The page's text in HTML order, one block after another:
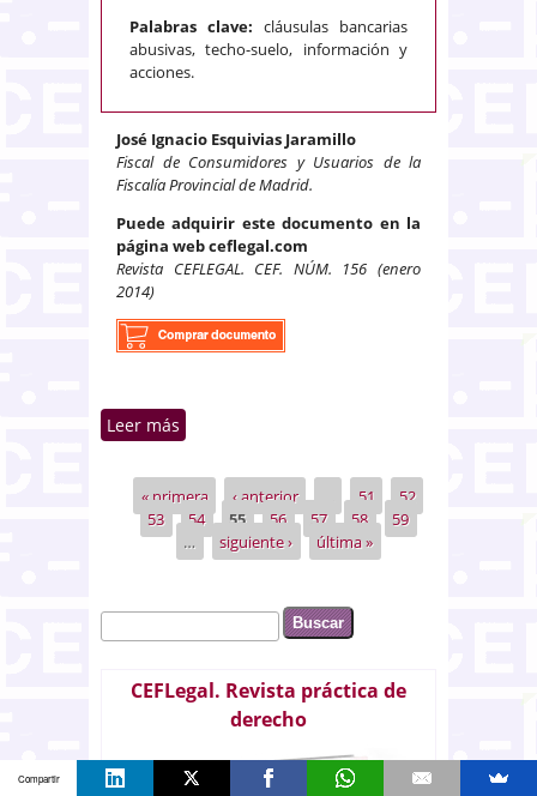
Palabras clave: cláusulas bancarias
abusivas, techo-suelo, información y
acciones.
José Ignacio Esquivias Jaramillo
Fiscal de Consumidores y Usuarios de la
Fiscalía Provincial de Madrid.
Puede adquirir este documento en la
página web ceflegal.com
Revista CEFLEGAL. CEF. NÚM. 156 (enero
2014)
Leer más
a las cláusulas bancarias techo-
suelo. Protección del consumidor
Páginas
« primera ‹ anterior 51
52
53
54 55 56 57 58
59
…
siguiente › última »
Formulario de búsqueda
Buscar
CEFLegal. Revista práctica de
derecho
Compartir